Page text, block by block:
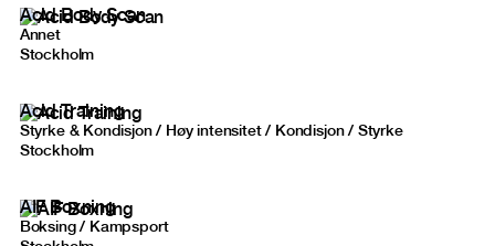
Acid Body Scan
Annet
Stockholm
Acid Training
Styrke & Kondisjon / Høy intensitet / Kondisjon / Styrke
Stockholm
AIF Boxning
Boksing / Kampsport